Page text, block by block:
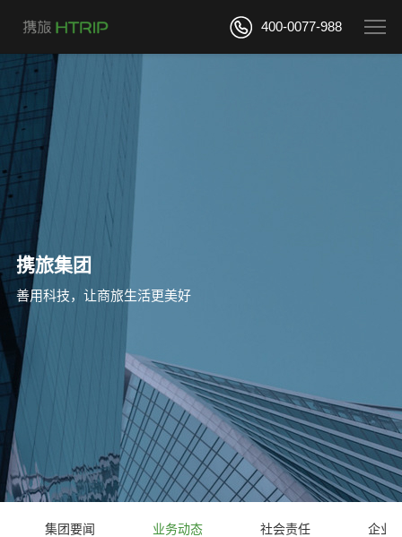
400-0077-988
携旅集团
善用科技，让商旅生活更美好
集团要闻 业务动态 社会责任 企业